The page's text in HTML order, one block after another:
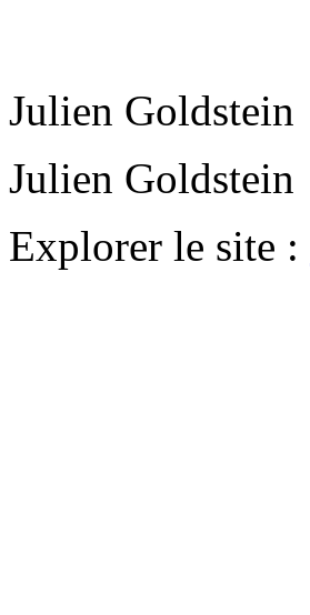
Julien Goldstein
Julien Goldstein
Explorer le site :